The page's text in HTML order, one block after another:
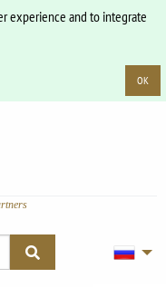
experience and to integrate
OK